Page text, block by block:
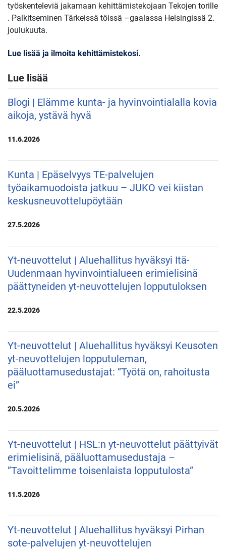
työskenteleviä jakamaan kehittämistekojaan ​Tekojen torille​
. Palkitseminen Tärkeissä töissä –gaalassa Helsingissä 2.
joulukuuta.
Lue lisää ja ilmoita kehittämistekosi.
Lue lisää
Blogi | Elämme kunta- ja hyvinvointialalla kovia
aikoja, ystävä hyvä
11.6.2026
Kunta | Epäselvyys TE-palvelujen
työaikamuodoista jatkuu – JUKO vei kiistan
keskusneuvottelupöytään
27.5.2026
Yt-neuvottelut | Aluehallitus hyväksyi Itä-
Uudenmaan hyvinvointialueen erimielisinä
päättyneiden yt-neuvottelujen lopputuloksen
22.5.2026
Yt-neuvottelut | Aluehallitus hyväksyi Keusoten
yt-neuvottelujen lopputuleman,
pääluottamusedustajat: ”Työtä on, rahoitusta
ei”
20.5.2026
Yt-neuvottelut | HSL:n yt-neuvottelut päättyivät
erimielisinä, pääluottamusedustaja –
”Tavoittelimme toisenlaista lopputulosta”
11.5.2026
Yt-neuvottelut | Aluehallitus hyväksyi Pirhan
sote-palvelujen yt-neuvottelujen